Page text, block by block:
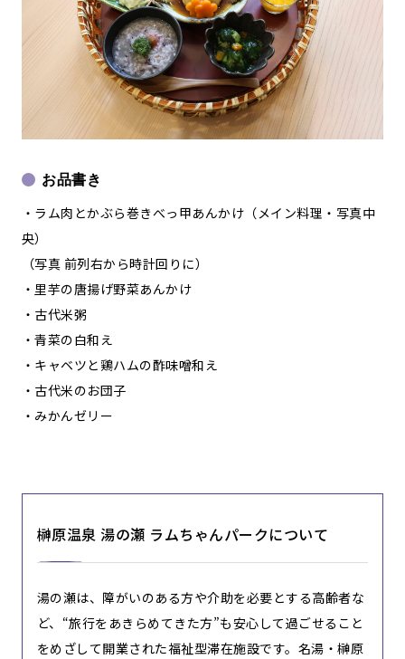
お品書き
・ラム肉とかぶら巻きべっ甲あんかけ（メイン料理・写真中
央）
（写真 前列右から時計回りに）
・里芋の唐揚げ野菜あんかけ
・古代米粥
・青菜の白和え
・キャベツと鶏ハムの酢味噌和え
・古代米のお団子
・みかんゼリー
榊原温泉 湯の瀬 ラムちゃんパークについて
湯の瀬は、障がいのある方や介助を必要とする高齢者な
ど、“旅行をあきらめてきた方”も安心して過ごせること
をめざして開業された福祉型滞在施設です。名湯・榊原